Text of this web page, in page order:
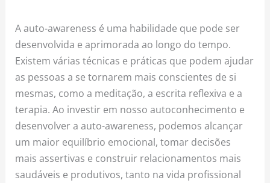
A auto-awareness é uma habilidade que pode ser
desenvolvida e aprimorada ao longo do tempo.
Existem várias técnicas e práticas que podem ajudar
as pessoas a se tornarem mais conscientes de si
mesmas, como a meditação, a escrita reflexiva e a
terapia. Ao investir em nosso autoconhecimento e
desenvolver a auto-awareness, podemos alcançar
um maior equilíbrio emocional, tomar decisões
mais assertivas e construir relacionamentos mais
saudáveis e produtivos, tanto na vida profissional